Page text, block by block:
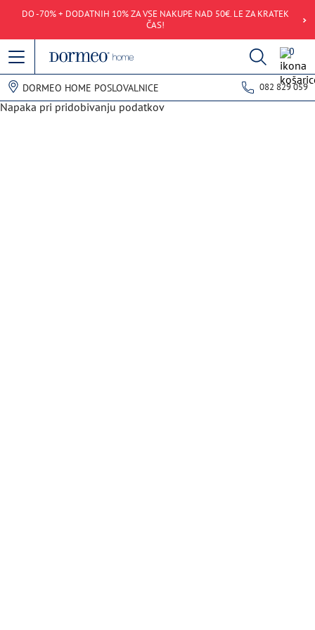
DO -70% + DODATNIH 10% ZA VSE NAKUPE NAD 50€. LE ZA KRATEK
ČAS!
0
DORMEO HOME POSLOVALNICE 082 829 059
Napaka pri pridobivanju podatkov